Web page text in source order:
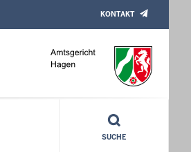
KONTAKT
SUCHE